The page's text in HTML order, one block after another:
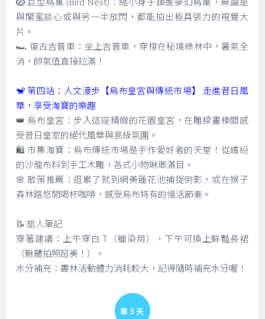
與閨蜜談心或與另一半放閃，都能拍出極具張力的視覺大
片。
🏎️ 復古吉普車：坐上吉普車，穿梭在秘境綠林中，暑氣全
消，帥氣值直接拉滿！
🐒 第四站：人文漫步【烏布皇宮與傳統市場】 走進昔日風
華，享受淘寶的樂趣
👑 烏布皇宮：步入這座精緻的花園皇宮，在雕樑畫棟間感
受昔日皇室的絕代風華與高級氛圍。
🛍️ 市集淘寶：烏布傳統市場是手作愛好者的天堂！從繽紛
的沙龍布料到手工木雕，各式小物琳瑯滿目。
🌸 散策推薦：逛累了就到網美蓮花池捕捉倒影，或在猴子
森林路悠閒喝杯咖啡，感受烏布特有的慢活節奏。
📝 旅人筆記
穿著建議：上午穿白 T（蠟染用），下午可換上鮮豔長裙
（鞦韆拍照超美！）。
水分補充：叢林活動體力消耗較大，記得隨時補充水分喔！
Day 3